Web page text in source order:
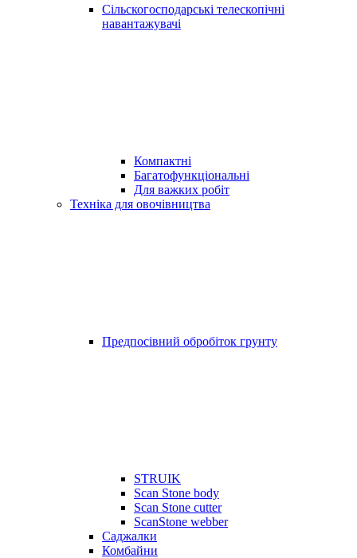
Сільскогосподарські телескопічні
навантажувачі
Компактні
Багатофункціональні
Для важких робіт
Техніка для овочівництва
Предпосівний обробіток грунту
STRUIK
Scan Stone body
Scan Stone cutter
ScanStone webber
Саджалки
Комбайни